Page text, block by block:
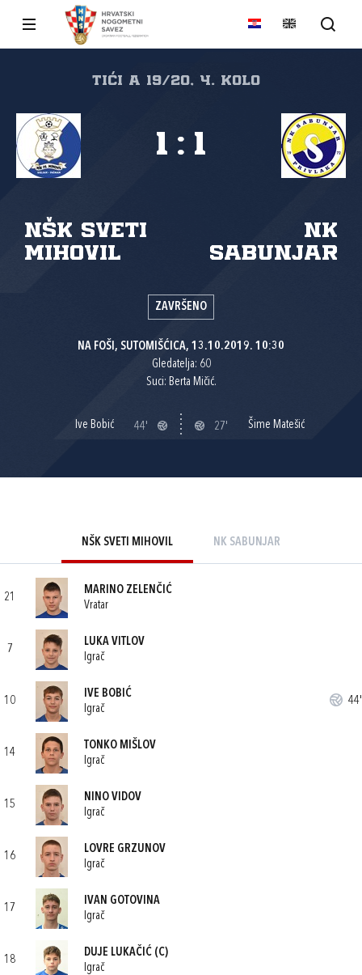
tići A 19/20, 4. kolo
NŠK Sveti
Mihovil
NK
Sabunjar
1 : 1
ZAVRŠENO
NA FOŠI, SUTOMIŠĆICA, 13.10.2019. 10:30
Gledatelja: 60
Suci: Berta Mičić.
Ive Bobić 44' 27' Šime Matešić
NŠK SVETI MIHOVIL NK SABUNJAR
21
MARINO ZELENČIĆ
Vratar
7
LUKA VITLOV
Igrač
10
IVE BOBIĆ
Igrač
44'
14
TONKO MIŠLOV
Igrač
15
NINO VIDOV
Igrač
16
LOVRE GRZUNOV
Igrač
17
IVAN GOTOVINA
Igrač
18
DUJE LUKAČIĆ (C)
Igrač